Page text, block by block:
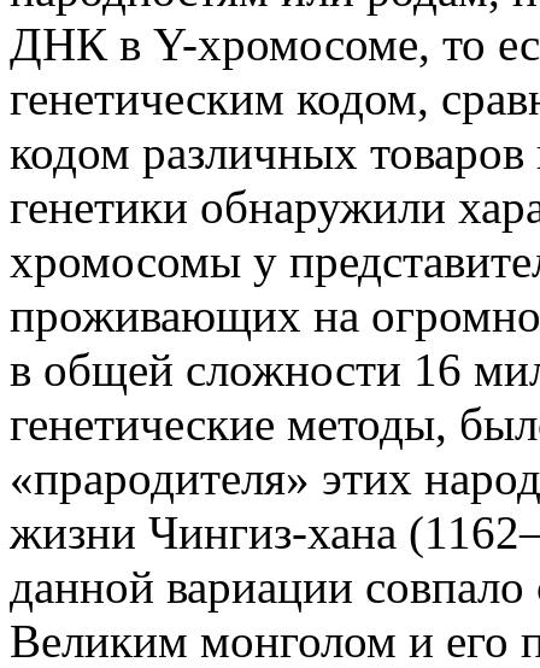
ДНК в Y-хромосоме, то
генетическим кодом,
кодом различных
генетики обнаружили
хромосомы у
проживающих на
в общей сложности 16
генетические методы,
«прародителя» этих
жизни Чингиз-хана
данной вариации
Великим монголом и его